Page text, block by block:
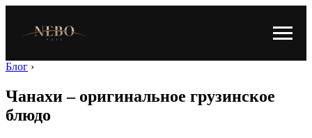
Блог ›
Чанахи – оригинальное грузинское
блюдо